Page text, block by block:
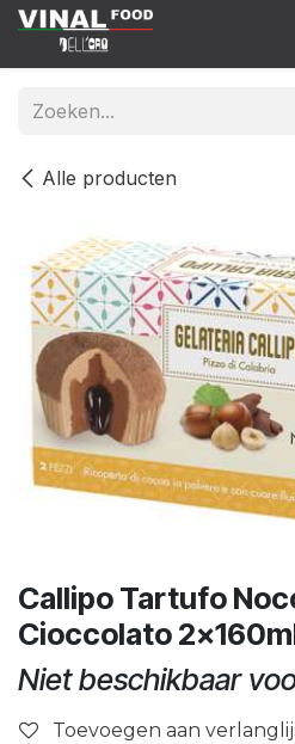
Overslaan naar inhoud
Alle producten
Callipo Tartufo
Cioccolato
Niet beschikbaar
Toevoegen aan